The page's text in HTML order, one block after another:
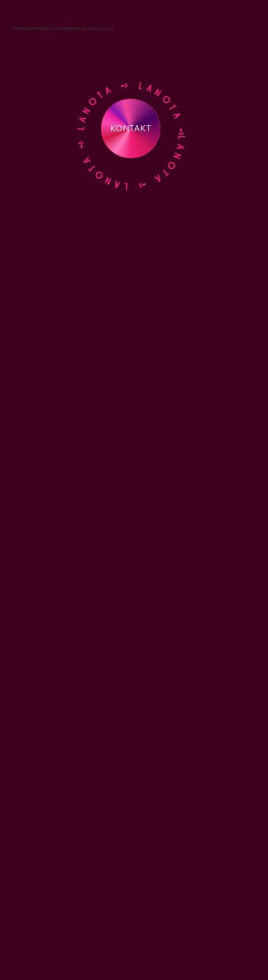
LANOTA ➺ LANOTA ➺ LANOTA ➺ LANOTA ➺
KONTAKT
PRIPRAVENÍ POSUNÚŤ VÁŠ PRIESTOR NA NOVÝ LEVEL?